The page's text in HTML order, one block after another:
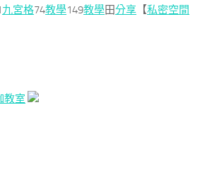
九宮格74教學149教學田分享 【私密空間
教室